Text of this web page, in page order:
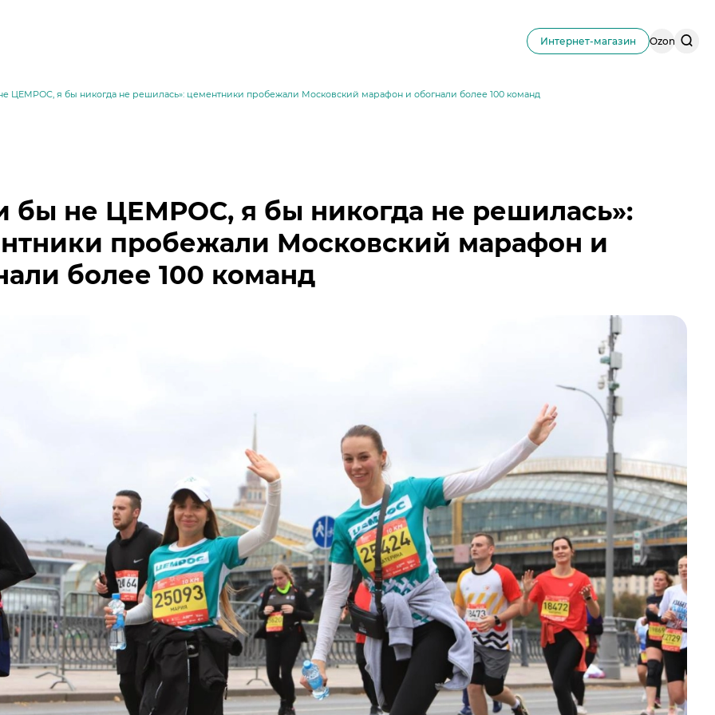
Интернет-магазин Ozon
ЦЕМРОС, я бы никогда не решилась»: цементники пробежали Московский марафон и обогнали более 100 команд
бы не ЦЕМРОС, я бы никогда не решилась»:
пробежали Московский марафон и
более 100 команд